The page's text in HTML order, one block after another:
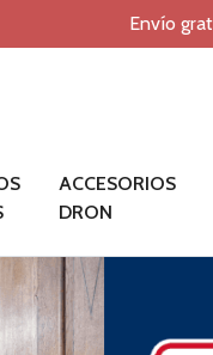
Envío
ACCESORIOS
DRON